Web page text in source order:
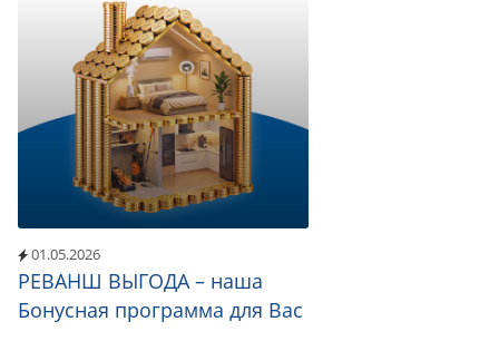
01.05.2026
РЕВАНШ ВЫГОДА – наша
Бонусная программа для Вас